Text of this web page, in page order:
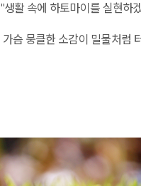
"생활 속에 하토마이를 실현하
가슴 뭉클한 소감이 밀물처럼